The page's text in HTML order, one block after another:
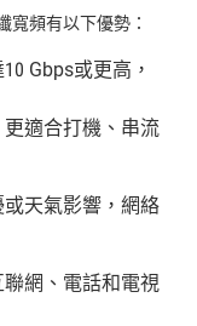
寬頻有以下優勢：
Gbps或更高，
更適合打機、串流
或天氣影響，網絡
聯網、電話和電視